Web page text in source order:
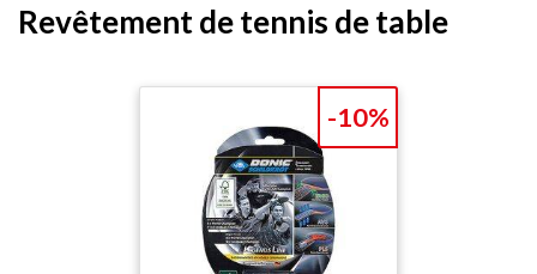
Revêtement de tennis de table
-10%